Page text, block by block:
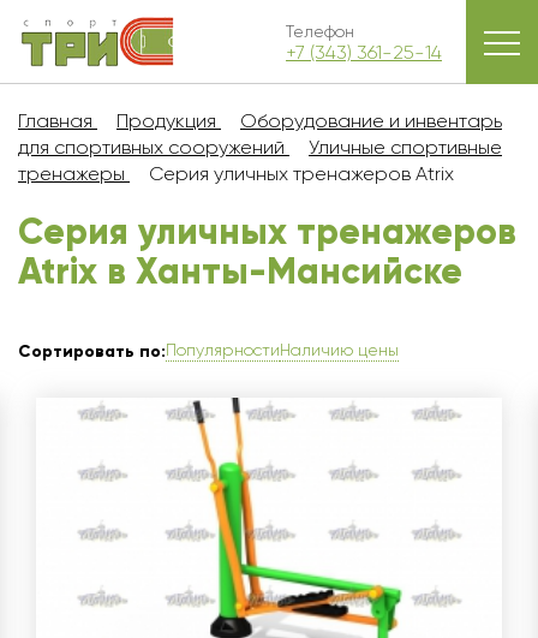
Телефон
+7 (343) 361-25-14
Главная Продукция
Оборудование и инвентарь
для спортивных сооружений
Уличные спортивные
тренажеры
Серия уличных тренажеров Atrix
Серия уличных тренажеров
Atrix в Ханты-Мансийске
Сортировать по:ПопулярностиНаличию цены